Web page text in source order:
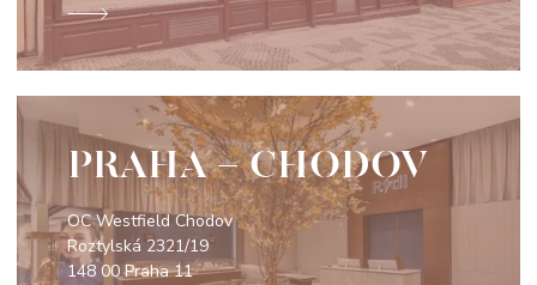
PRAHA - CHODOV
OC Westfield Chodov
Roztylská 2321/19
148 00 Praha 11